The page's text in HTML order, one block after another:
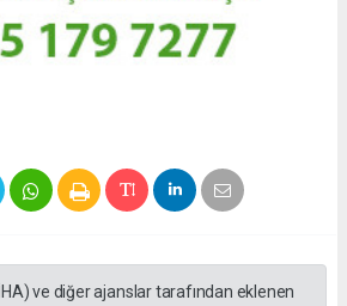
ve diğer ajanslar tarafından eklenen